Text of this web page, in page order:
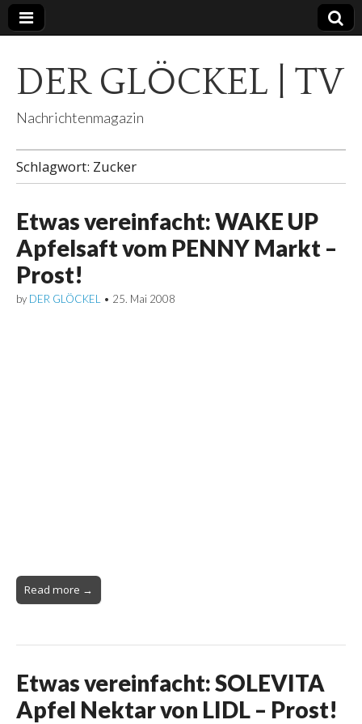
DER GLÖCKEL | TV
Nachrichtenmagazin
Schlagwort: Zucker
Etwas vereinfacht: WAKE UP
Apfelsaft vom PENNY Markt –
Prost!
by DER GLÖCKEL • 25. Mai 2008
Read more →
Etwas vereinfacht: SOLEVITA
Apfel Nektar von LIDL – Prost!